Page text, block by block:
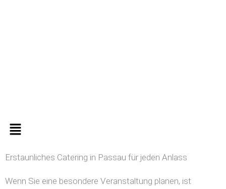
Menü
Erstaunliches Catering in Passau für jeden Anlass
Wenn Sie eine besondere Veranstaltung planen, ist